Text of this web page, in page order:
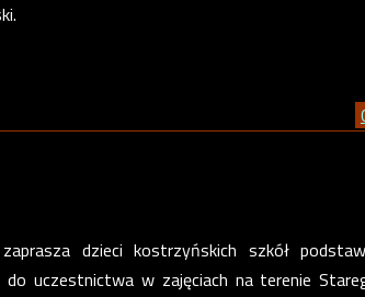
dzieci kostrzyńskich szkół
uczestnictwa w zajęciach na terenie